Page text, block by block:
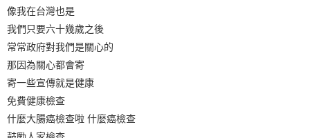
像我在台灣也是
我們只要六十幾歲之後
常常政府對我們是關心的
那因為關心都會寄
寄一些宣傳就是健康
免費健康檢查
什麼大腸癌檢查啦 什麼癌檢查